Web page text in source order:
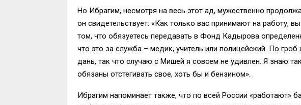
Но Ибрагим, несмотря на весь этот ад, мужественно
он свидетельствует: «Как только вас принимают на работу,
том, что обязуетесь передавать в Фонд Кадырова
что это за служба – медик, учитель или полицейский. По
дань, так что случаю с Мишей я совсем не удивлен. Я знаю
обязаны отстегивать свое, хоть бы и бензином».
Ибрагим напоминает также, что по всей России «работают»